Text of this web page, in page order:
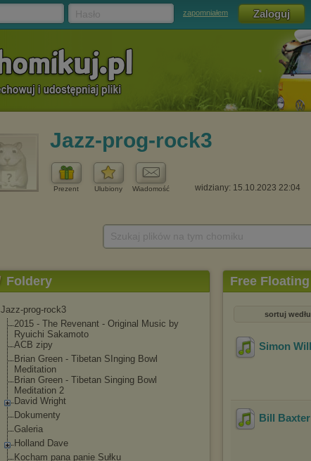
zapomniałem
Jazz-prog-rock3
Prezent Ulubiony Wiadomość widziany: 15.10.2023 22:04
Foldery
Jazz-prog-rock3
2015 - The Revenant - Original Music by
Ryuichi Sakamoto
ACB zipy
Brian Green - Tibetan SInging Bowl
Meditation
Brian Green - Tibetan Singing Bowl
Meditation 2
David Wright
Dokumenty
Galeria
Holland Dave
Kocham pana panie Sułku
Free
sortuj
Simon
Bill